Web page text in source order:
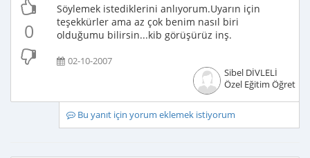
0
Söylemek istediklerini anlıyorum.Uyarın için
teşekkürler ama az çok benim nasıl biri
olduğumu bilirsin...kib görüşürüz inş.
02-10-2007
Sibel DİVLELİ
Özel Eğitim
Bu yanıt için yorum eklemek istiyorum